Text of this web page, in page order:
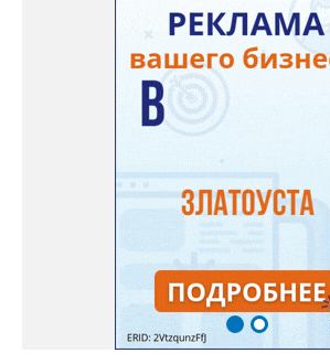
получаются букеты и саше одновременно.
используется и в кулинарии». Семена,
нашего портала, у неё были сорта
Только она хорошо зимует без укрытия.
на удивление хорошей: из пяти семян из
взошли даже без стратификации. После
садовод советует сразу убрать семена в
месяца, а место посадки - мульчировать
самосевом в ней отлично прорастают. Если
сухие цветы и стряхивать семена вокруг
весной прорастет сама. Ещё один секрет –
Прованса не любит «вкусную» почву.
яму гравий и песок – требуется хороший
Екатерина рекомендует цветы убирать,
пошли на наращивание корневой системы.
пусть лаванда цветёт во всю силу! Фото:
специально для «Златоуст.инфо».
ВКОНТАКТЕ https://vk.com/newszlatoust74